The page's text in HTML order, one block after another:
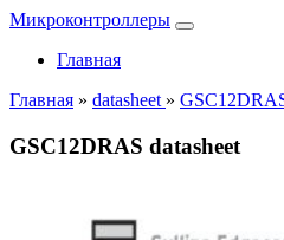
Микроконтроллеры
Главная
Главная » datasheet »
GSC12DRAS datasheet